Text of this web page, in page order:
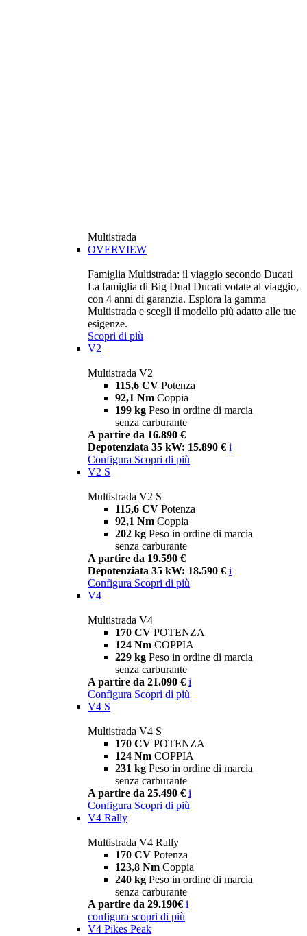
Multistrada
OVERVIEW
Famiglia Multistrada: il viaggio secondo Ducati
La famiglia di Big Dual Ducati votate al viaggio,
con 4 anni di garanzia. Esplora la gamma
Multistrada e scegli il modello più adatto alle tue
esigenze.
Scopri di più
V2
Multistrada V2
115,6 CV Potenza
92,1 Nm Coppia
199 kg Peso in ordine di marcia
senza carburante
A partire da 16.890 €
Depotenziata 35 kW: 15.890 € i
Configura Scopri di più
V2 S
Multistrada V2 S
115,6 CV Potenza
92,1 Nm Coppia
202 kg Peso in ordine di marcia
senza carburante
A partire da 19.590 €
Depotenziata 35 kW: 18.590 € i
Configura Scopri di più
V4
Multistrada V4
170 CV POTENZA
124 Nm COPPIA
229 kg Peso in ordine di marcia
senza carburante
A partire da 21.090 € i
Configura Scopri di più
V4 S
Multistrada V4 S
170 CV POTENZA
124 Nm COPPIA
231 kg Peso in ordine di marcia
senza carburante
A partire da 25.490 € i
Configura Scopri di più
V4 Rally
Multistrada V4 Rally
170 CV Potenza
123,8 Nm Coppia
240 kg Peso in ordine di marcia
senza carburante
A partire da 29.190€ i
configura scopri di più
V4 Pikes Peak